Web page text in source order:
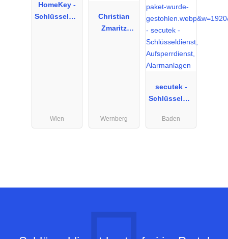
HomeKey -
Schlüsseldie
Wien
Christian
Zmaritz
Wernberg
secutek -
Schlüsseldie
Aufsperrdie
Baden